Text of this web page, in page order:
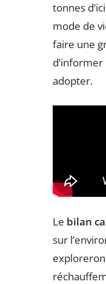
tonnes
mode de
faire une
adopter.
Le bilan
sur